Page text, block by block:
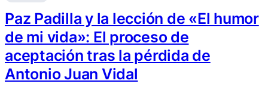
Paz Padilla y la lección de «El humor
de mi vida»: El proceso de
aceptación tras la pérdida de
Antonio Juan Vidal